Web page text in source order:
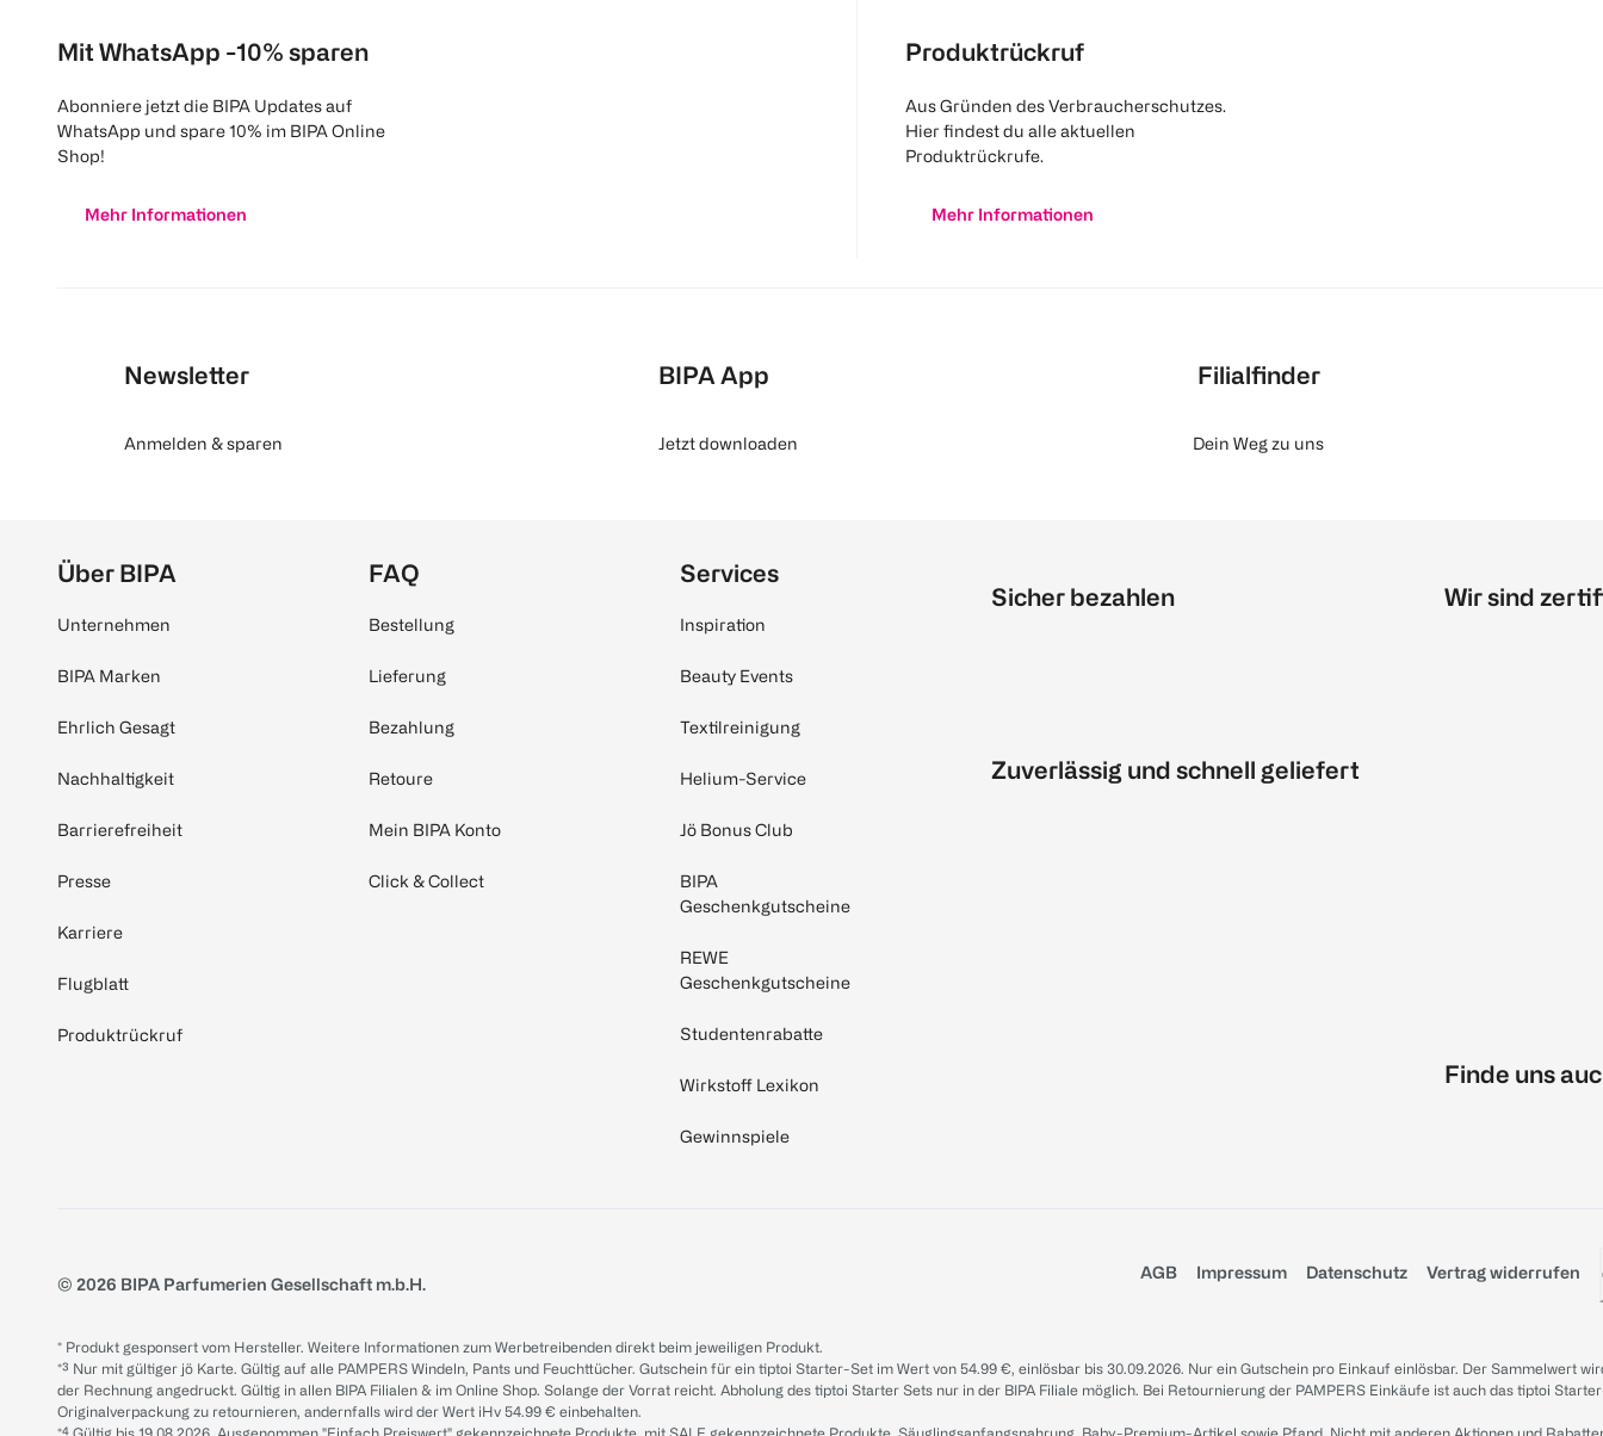
Mit WhatsApp -10% sparen
Abonniere jetzt die BIPA Updates auf
WhatsApp und spare 10% im BIPA Online
Shop!
Mehr Informationen
Produktrückruf
Aus Gründen des Verbraucherschutzes.
Hier findest du alle aktuellen
Produktrückrufe.
Mehr Informationen
Newsletter
Anmelden & sparen
BIPA App
Jetzt downloaden
Filialfinder
Dein Weg zu uns
Über BIPA
Unternehmen
BIPA Marken
Ehrlich Gesagt
Nachhaltigkeit
Barrierefreiheit
Presse
Karriere
Flugblatt
Produktrückruf
FAQ
Bestellung
Lieferung
Bezahlung
Retoure
Mein BIPA Konto
Click & Collect
Services
Inspiration
Beauty Events
Textilreinigung
Helium-Service
Jö Bonus Club
BIPA
Geschenkgutscheine
REWE
Geschenkgutscheine
Studentenrabatte
Wirkstoff Lexikon
Gewinnspiele
Sicher bezahlen
Zuverlässig und schnell geliefert
Wir sind
Finde uns
© 2026 BIPA Parfumerien Gesellschaft m.b.H.
AGB Impressum Datenschutz Vertrag widerrufen
* Produkt gesponsert vom Hersteller. Weitere Informationen zum Werbetreibenden direkt beim jeweiligen Produkt.
*³ Nur mit gültiger jö Karte. Gültig auf alle PAMPERS Windeln, Pants und Feuchttücher. Gutschein für ein tiptoi Starter-Set im Wert von 54.99 €, einlösbar bis 30.09.2026. Nur ein Gutschein pro Einkauf einlösbar. Der Sammelwert
der Rechnung angedruckt. Gültig in allen BIPA Filialen & im Online Shop. Solange der Vorrat reicht. Abholung des tiptoi Starter Sets nur in der BIPA Filiale möglich. Bei Retournierung der PAMPERS Einkäufe ist auch das tiptoi
Originalverpackung zu retournieren, andernfalls wird der Wert iHv 54.99 € einbehalten.
*⁴ Gültig bis 19.08.2026. Ausgenommen "Einfach Preiswert" gekennzeichnete Produkte, mit SALE gekennzeichnete Produkte, Säuglingsanfangsnahrung, Baby-Premium-Artikel sowie Pfand. Nicht mit anderen Aktionen und